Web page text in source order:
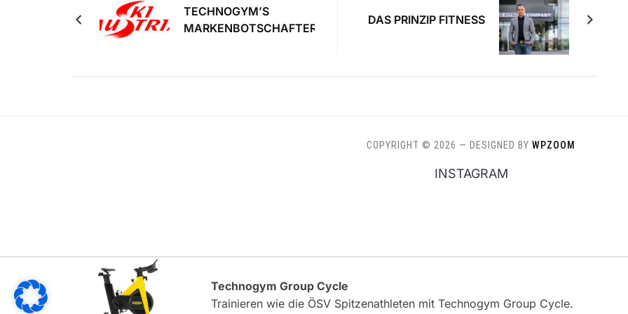
TECHNOGYM’S
MARKENBOTSCHAFTER
DAS PRINZIP FITNESS
COPYRIGHT © 2026 — DESIGNED BY WPZOOM
INSTAGRAM
Technogym Group Cycle
Trainieren wie die ÖSV Spitzenathleten mit Technogym Group Cycle.